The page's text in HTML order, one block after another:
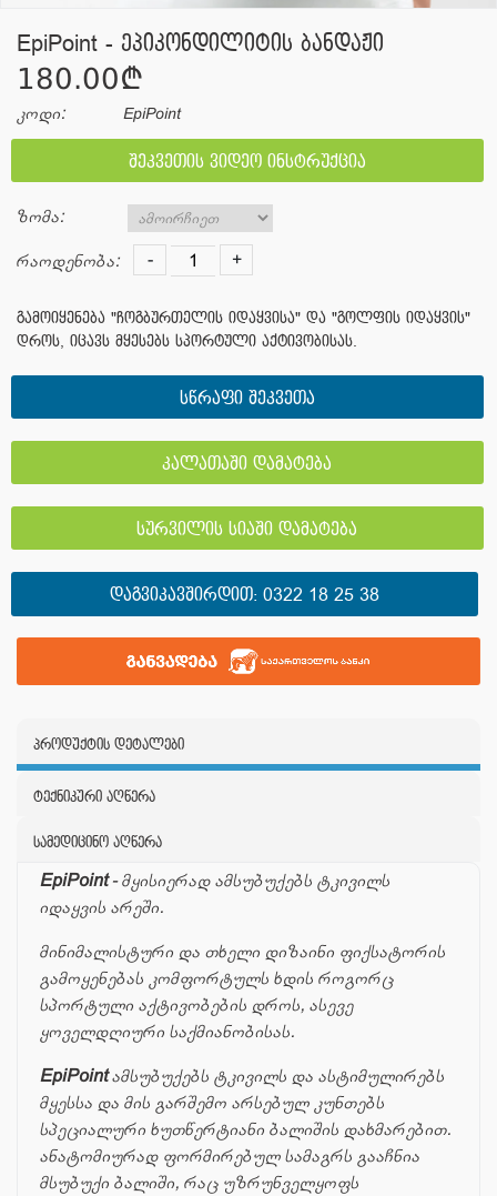
EpiPoint - ეპიკონდილიტის ბანდაჟი
180.00¢
კოდი: EpiPoint
შეკვეთის ვიდეო ინსტრუქცია
ზომა:
რაოდენობა: - +
გამოიყენება "ჩოგბურთელის იდაყვისა" და "გოლფის იდაყვის"
დროს, იცავს მყესებს სპორტული აქტივობისას.
სწრაფი შეკვეთა
კალათაში დამატება
სურვილის სიაში დამატება
ᲓᲐᲒᲕᲘᲙᲐᲕᲨᲘᲠᲓᲘᲗ:0322 18 25 38
პროდუქტის დეტალები
ტექნიკური აღწერა
სამედიცინო აღწერა
EpiPoint- მყისიერად ამსუბუქებს ტკივილს
იდაყვის არეში.
მინიმალისტური და თხელი დიზაინი ფიქსატორის
გამოყენებას კომფორტულს ხდის როგორც
სპორტული აქტივობების დროს, ასევე
ყოველდღიური საქმიანობისას.
EpiPointამსუბუქებს ტკივილს და ასტიმულირებს
მყესსა და მის გარშემო არსებულ კუნთებს
სპეციალური ხუთწერტიანი ბალიშის დახმარებით.
ანატომიურად ფორმირებულ სამაგრს გააჩნია
მსუბუქი ბალიში, რაც უზრუნველყოფს